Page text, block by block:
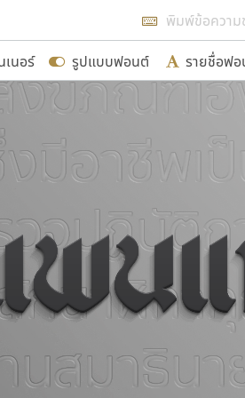
เนอร์ รูปแบบฟอนต์ รายชื่อฟ
แสดงฟอนต์ทั้
มฟอนต์ไทยเข้าไปให้ได้อย่างน้
จากจะเป็นประโยชน์ต่อตนเองแ
ขอขอบคุ
บบฟอนต์ไทยทุกท่านที่สร้างสรรค์
น ปรัชญา สิงห์โต ที่อนุญาตให้เผ